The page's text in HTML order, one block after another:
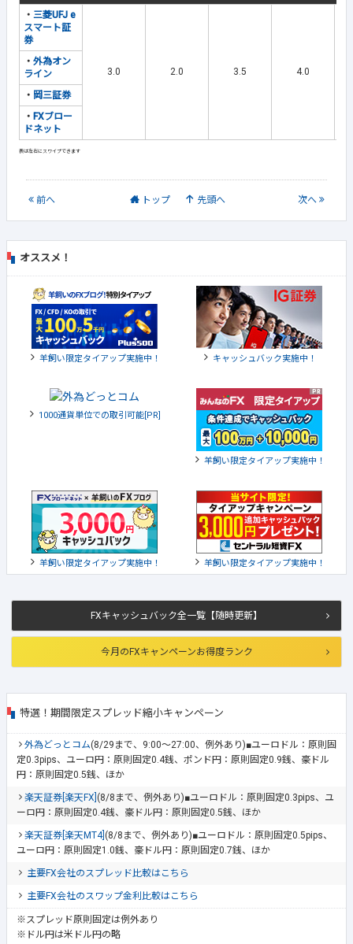
・ 三菱UFJ e
スマート証
券
3.0 2.0 3.5 4.0
・ 外為オン
ライン
・ 岡三証券
・ FXブロー
ドネット
前へ トップ 先頭へ 次へ
FXキャッシュバック全一覧【随時更新】
今月のFXキャンペーンお得度ランク
特選！期間限定スプレッド縮小キャンペーン
外為どっとコム(8/29まで、9:00～27:00、例外あり)■ユーロドル：原則固
定0.3pips、ユーロ円：原則固定0.4銭、ポンド円：原則固定0.9銭、豪ドル
円：原則固定0.5銭、ほか
楽天証券[楽天FX] (8/8まで、例外あり)■ユーロドル：原則固定0.3pips、ユ
ーロ円：原則固定0.4銭、豪ドル円：原則固定0.5銭、ほか
楽天証券[楽天MT4] (8/8まで、例外あり)■ユーロドル：原則固定0.5pips、
ユーロ円：原則固定1.0銭、豪ドル円：原則固定0.7銭、ほか
主要FX会社のスプレッド比較はこちら
主要FX会社のスワップ金利比較はこちら
※スプレッド原則固定は例外あり
※ドル円は米ドル円の略
オススメ！
羊飼い限定タイアップ実施中！ キャッシュバック実施中！
1000通貨単位での取引可能[PR]
羊飼い限定タイアップ実施中！
羊飼い限定タイアップ実施中！ 羊飼い限定タイアップ実施中！